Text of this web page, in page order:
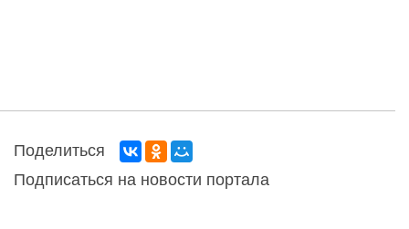
Поделиться
Подписаться на новости портала